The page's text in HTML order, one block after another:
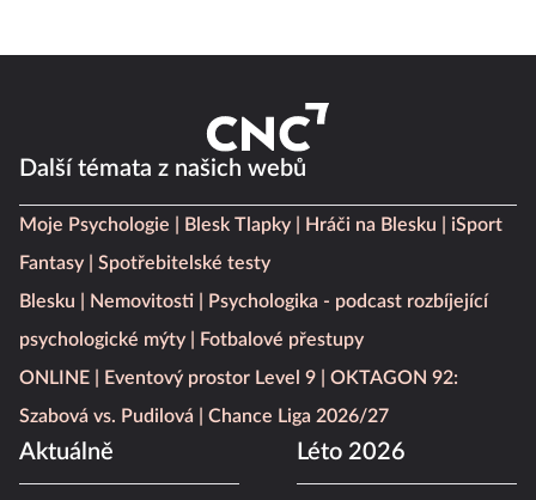
Další témata z našich webů
Moje Psychologie Blesk Tlapky Hráči na Blesku
iSport
Fantasy
Spotřebitelské testy
Blesku
Nemovitosti
Psychologika - podcast rozbíjející
psychologické mýty
Fotbalové přestupy
ONLINE
Eventový prostor Level 9
OKTAGON 92:
Szabová vs. Pudilová
Chance Liga 2026/27
Aktuálně Léto 2026